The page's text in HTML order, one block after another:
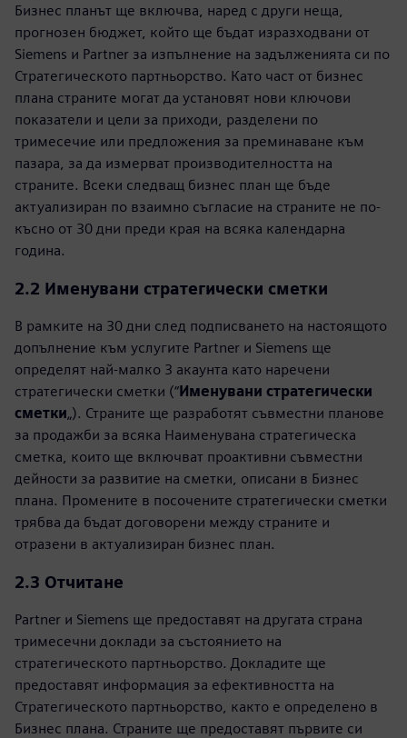
Бизнес планът ще включва, наред с други неща,
прогнозен бюджет, който ще бъдат изразходвани от
Siemens и Partner за изпълнение на задълженията си по
Стратегическото партньорство. Като част от бизнес
плана страните могат да установят нови ключови
показатели и цели за приходи, разделени по
тримесечие или предложения за преминаване към
пазара, за да измерват производителността на
страните. Всеки следващ бизнес план ще бъде
актуализиран по взаимно съгласие на страните не по-
късно от 30 дни преди края на всяка календарна
година.
2.2 Именувани стратегически сметки
В рамките на 30 дни след подписването на настоящото
допълнение към услугите Partner и Siemens ще
определят най-малко 3 акаунта като наречени
стратегически сметки (“Именувани стратегически
сметки„). Страните ще разработят съвместни планове
за продажби за всяка Наименувана стратегическа
сметка, които ще включват проактивни съвместни
дейности за развитие на сметки, описани в Бизнес
плана. Промените в посочените стратегически сметки
трябва да бъдат договорени между страните и
отразени в актуализиран бизнес план.
2.3 Отчитане
Partner и Siemens ще предоставят на другата страна
тримесечни доклади за състоянието на
стратегическото партньорство. Докладите ще
предоставят информация за ефективността на
Стратегическото партньорство, както е определено в
Бизнес плана. Страните ще предоставят първите си